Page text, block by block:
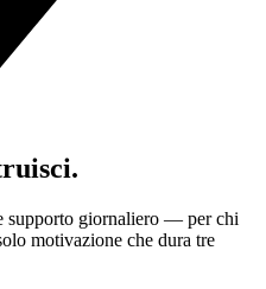
supporto giornaliero — per chi
motivazione che dura tre